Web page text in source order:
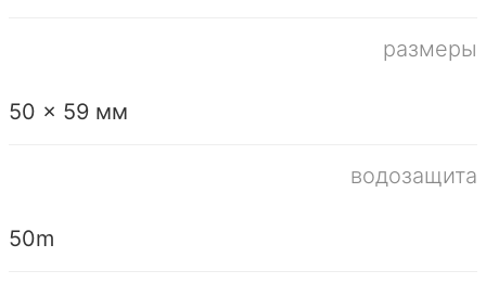
размеры
50 x 59 мм
водозащита
50m